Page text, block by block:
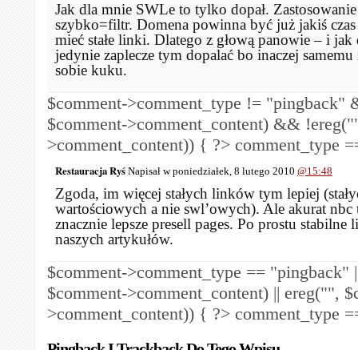
Jak dla mnie SWLe to tylko dopał.
szybko=filtr. Domena powinna być już jakiś
mieć stałe linki. Dlatego z głową panowie – i jak
jedynie zaplecze tym dopalać bo inaczej
sobie kuku.
$comment->comment_type != "pingback"
$comment->comment_content) && !ereg("
>comment_content)) { ?>
Restauracja Ryś Napisał w poniedziałek, 8 lutego 2010 @15:48
Zgoda, im więcej stałych linków tym lepiej
wartościowych a nie swl’owych). Ale akurat nbc
znacznie lepsze presell pages. Po prostu stabilne
naszych artykułów.
comment_type
$comment->comment_type == "pingback"
$comment->comment_content) || ereg("",
>comment_content)) { ?> comment_type